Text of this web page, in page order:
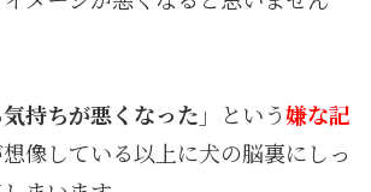
持ちが悪くなった 」という嫌な記
像している以上に犬の脳裏にしっ